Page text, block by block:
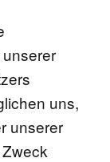
uns,
unserer